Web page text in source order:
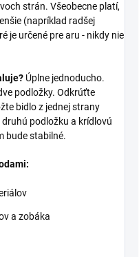
strán. Všeobecne platí,
(napríklad radšej
je určené pre aru - nikdy nie
Úplne jednoducho.
podložky. Odkrúťte
bidlo z jednej strany
podložku a krídlovú
bude stabilné.
a zobáka